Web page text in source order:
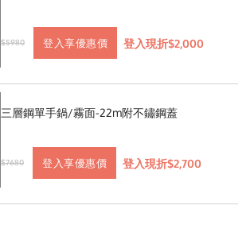
$5980 登入享優惠價 登入現折$2,000
三層鋼單手鍋/霧面-22m附不鏽鋼蓋
$7680 登入享優惠價 登入現折$2,700